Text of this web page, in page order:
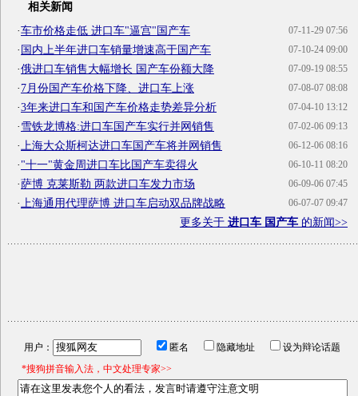
相关新闻
07-11-29 07:56
·车市价格走低 进口车"逼宫"国产车
07-10-24 09:00
·国内上半年进口车销量增速高于国产车
07-09-19 08:55
·俄进口车销售大幅增长 国产车份额大降
07-08-07 08:08
·7月份国产车价格下降、进口车上涨
07-04-10 13:12
·3年来进口车和国产车价格走势差异分析
07-02-06 09:13
·雪铁龙博格:进口车国产车实行并网销售
06-12-06 08:16
· 上海大众斯柯达进口车国产车将并网销售
06-10-11 08:20
·"十一"黄金周进口车比国产车卖得火
06-09-06 07:45
·萨博 克莱斯勒 两款进口车发力市场
06-07-07 09:47
· 上海通用代理萨博 进口车启动双品牌战略
更多关于 进口车 国产车 的新闻>>
用户： 匿名 隐藏地址
设为辩论话题
*搜狗拼音输入法，中文处理专家>>